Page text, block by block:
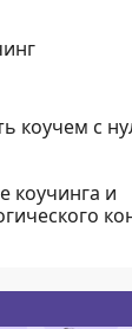
коучем с
коучинга и